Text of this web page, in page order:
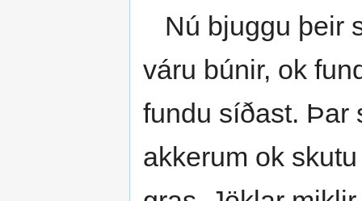
Nú bjuggu þeir
váru búnir, ok
fundu síðast. Þar
akkerum ok